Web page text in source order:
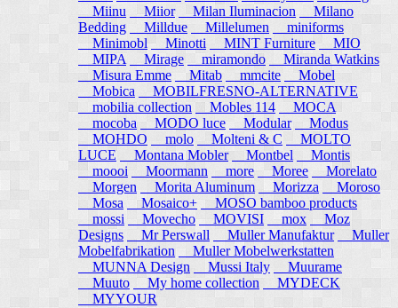
Miinu
Miior Milan Iluminacion
Milano
Bedding
Milldue Millelumen
miniforms
Minimobl Minotti MINT Furniture
MIO
MIPA
Mirage miramondo
Miranda Watkins
Misura Emme
Mitab mmcite
Mobel
Mobica
MOBILFRESNO-ALTERNATIVE
mobilia collection
Mobles 114
MOCA
mocoba
MODO luce Modular
Modus
MOHDO
molo Molteni & C
MOLTO
LUCE
Montana Mobler Montbel
Montis
moooi
Moormann more Moree
Morelato
Morgen
Morita Aluminum Morizza
Moroso
Mosa
Mosaico+
MOSO bamboo products
mossi
Movecho MOVISI mox
Moz
Designs
Mr Perswall Muller Manufaktur
Muller
Mobelfabrikation
Muller Mobelwerkstatten
MUNNA Design
Mussi Italy
Muurame
Muuto My home collection
MYDECK
MYYOUR